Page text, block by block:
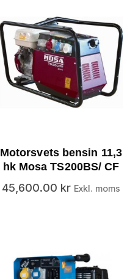
Motorsvets bensin 11,3
hk Mosa TS200BS/ CF
45,600.00 kr Exkl. moms